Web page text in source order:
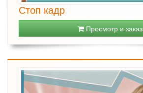
Стоп кадр
Просмотр и заказ